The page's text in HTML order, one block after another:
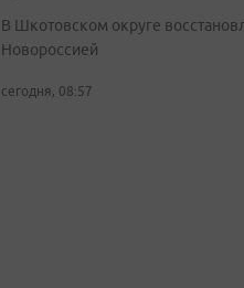
В Шкотовском округе
Новороссией
сегодня, 08:57